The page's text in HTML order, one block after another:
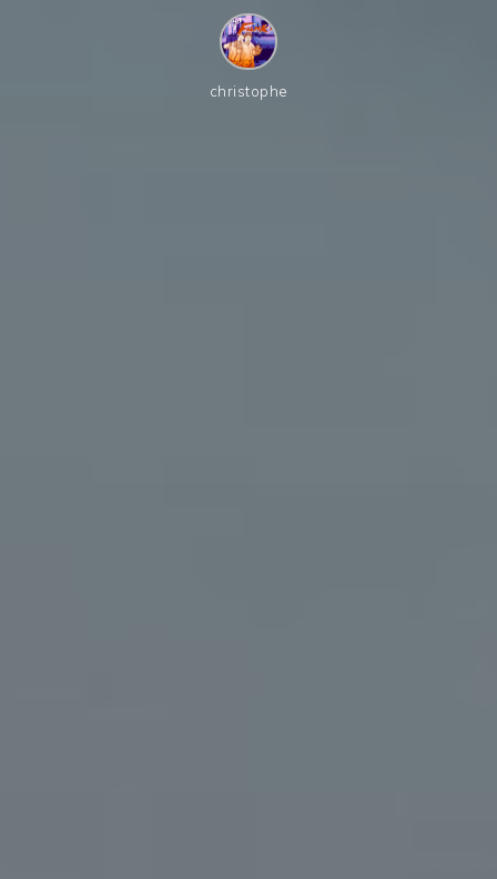
christophe